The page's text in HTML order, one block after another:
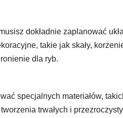
dokładnie zaplanować
takie jak skały,
dla ryb.
specjalnych materiałów,
trwałych i